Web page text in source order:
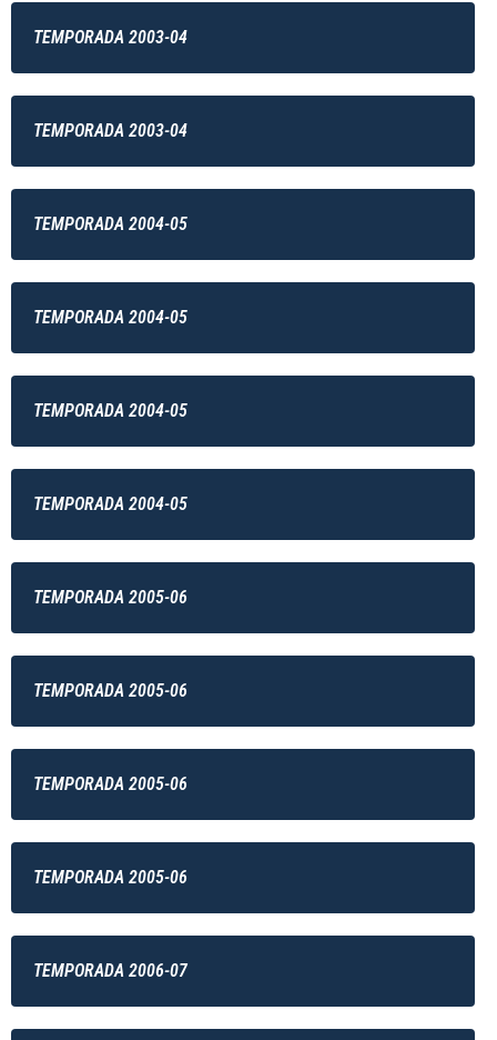
TEMPORADA 2003-04
TEMPORADA 2003-04
TEMPORADA 2004-05
TEMPORADA 2004-05
TEMPORADA 2004-05
TEMPORADA 2004-05
TEMPORADA 2005-06
TEMPORADA 2005-06
TEMPORADA 2005-06
TEMPORADA 2005-06
TEMPORADA 2006-07